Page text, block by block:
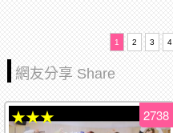
1 2 3 4
網友分享 Share
2738
★★★